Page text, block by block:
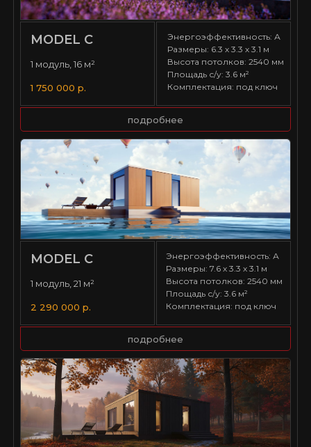
1 модуль, 16 м²
MODEL С
1 750 000 р.
Энергоэффективность: А
Размеры: 6.3 х 3.3 х 3.1 м
Высота потолков: 2540 мм
Площадь с/у: 3.6 м²
Комплектация: под ключ
подробнее
1 модуль, 21 м²
MODEL С
2 290 000 р.
Энергоэффективность: А
Размеры: 7.6 х 3.3 х 3.1 м
Высота потолков: 2540 мм
Площадь с/у: 3.6 м²
Комплектация: под ключ
подробнее